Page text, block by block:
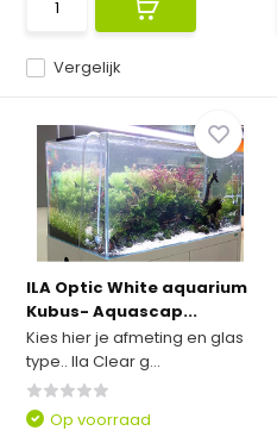
Vergelijk
ILA Optic White aquarium
Kubus- Aquascap...
Kies hier je afmeting en glas
type.. Ila Clear g...
Op voorraad